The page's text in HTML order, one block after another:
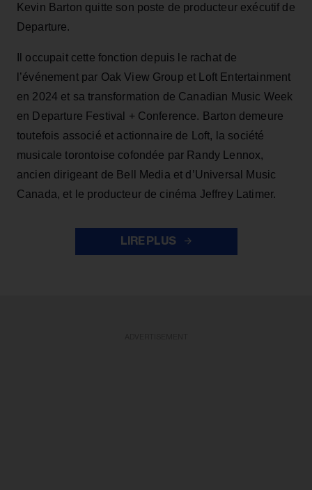
Kevin Barton quitte son poste de producteur exécutif de
Departure.
Il occupait cette fonction depuis le rachat de
l’événement par Oak View Group et Loft Entertainment
en 2024 et sa transformation de Canadian Music Week
en Departure Festival + Conference. Barton demeure
toutefois associé et actionnaire de Loft, la société
musicale torontoise cofondée par Randy Lennox,
ancien dirigeant de Bell Media et d’Universal Music
Canada, et le producteur de cinéma Jeffrey Latimer.
LIRE PLUS